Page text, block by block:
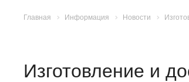
Главная Информация Новости
Изготовление и